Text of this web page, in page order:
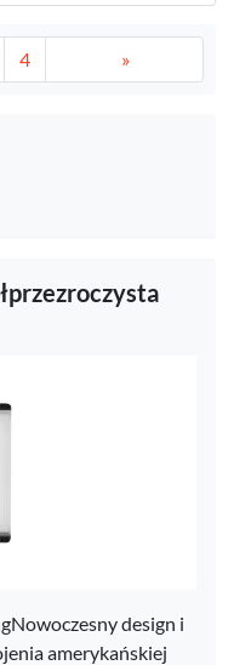
4 »
design i
amerykańskiej